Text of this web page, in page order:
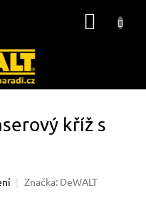
kříž s
Značka: DeWALT